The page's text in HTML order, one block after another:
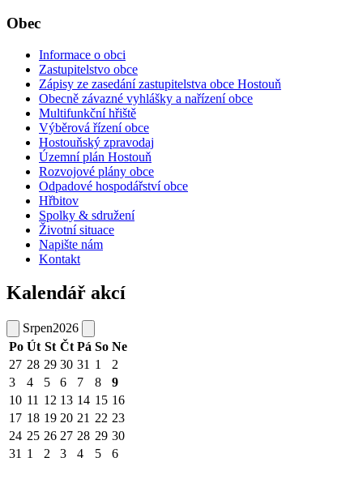
Obec
Informace o obci
Zastupitelstvo obce
Zápisy ze zasedání zastupitelstva obce Hostouň
Obecně závazné vyhlášky a nařízení obce
Multifunkční hřiště
Výběrová řízení obce
Hostouňský zpravodaj
Územní plán Hostouň
Rozvojové plány obce
Odpadové hospodářství obce
Hřbitov
Spolky & sdružení
Životní situace
Napište nám
Kontakt
Kalendář akcí
Srpen2026
Po Út St Čt Pá So Ne
27 28 29 30 31 1
2
3
4 5 6 7 8
9
10 11 12 13 14 15 16
17 18 19 20 21 22 23
24 25 26 27 28 29 30
31 1 2 3 4 5 6